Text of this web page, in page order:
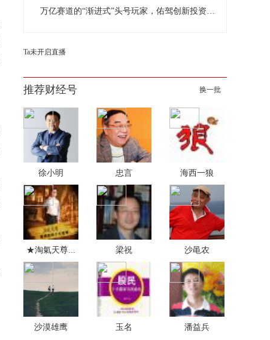
​万亿赛道的“渐进式”头号玩家，佑驾创新投资价值几何？
Ta未开启直播
推荐财经号 换一批
徐小明 忠言 海西一狼
★淘氣天尊... 梁祝 沙黾农
沙漠雄鹰 玉名 潘益兵